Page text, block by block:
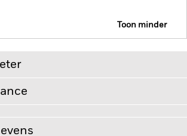
Toon minder
met een rating lager dan